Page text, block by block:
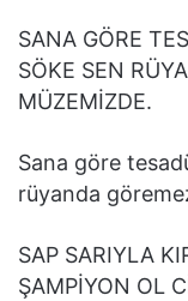
SANA GÖRE
SÖKE SEN
MÜZEMİZDE.
Sana göre
rüyanda
SAP SARIYLA
ŞAMPİYON OL